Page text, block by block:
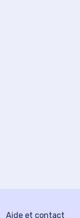
Aide et contact